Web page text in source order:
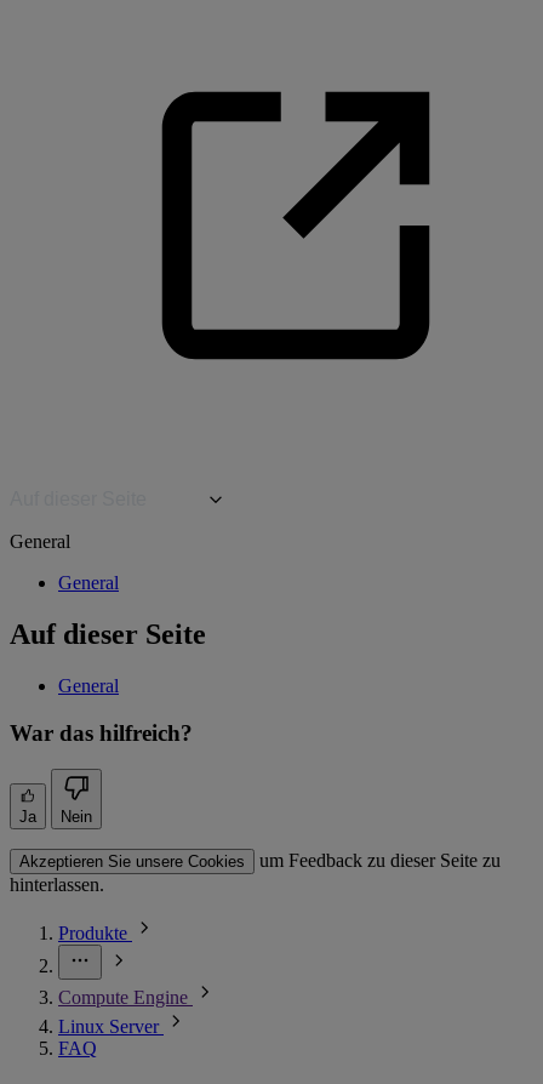
General
General
Auf dieser Seite
General
War das hilfreich?
Ja Nein
Akzeptieren Sie unsere Cookies
um Feedback zu dieser Seite zu
hinterlassen.
Produkte
Compute Engine
Linux Server
FAQ